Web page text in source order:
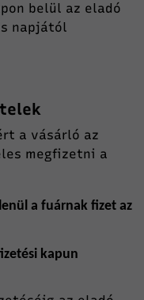
belül az eladó
napjától
a vásárló az
megfizetni a
a fuárnak fizet az
kapun